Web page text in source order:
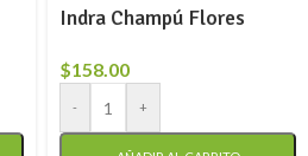
Indra Champú Flores
$158.00
- +